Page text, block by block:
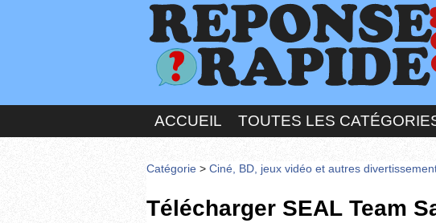
ACCUEIL TOUTES LES
Catégorie > Ciné, BD, jeux vidéo et autres
Télécharger SEAL Team